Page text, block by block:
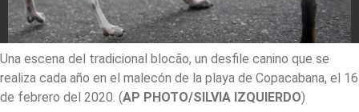
Una escena del tradicional blocão, un desfile canino que se
realiza cada año en el malecón de la playa de Copacabana, el 16
de febrero del 2020. (AP PHOTO/SILVIA IZQUIERDO)